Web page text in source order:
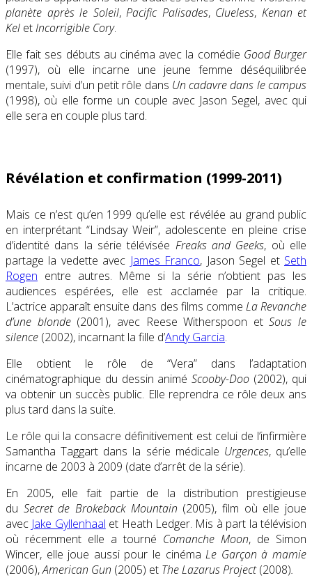
planète après le Soleil, Pacific Palisades, Clueless, Kenan et
Kel etIncorrigible Cory.
Elle fait ses débuts au cinéma avec la comédie Good Burger
(1997), où elle incarne une jeune femme déséquilibrée
mentale, suivi d’un petit rôle dans Un cadavre dans le campus
(1998), où elle forme un couple avec Jason Segel, avec qui
elle sera en couple plus tard.
Révélation et confirmation (1999-2011)
Mais ce n’est qu’en 1999 qu’elle est révélée au grand public
en interprétant “Lindsay Weir”, adolescente en pleine crise
d’identité dans la série télévisée Freaks and Geeks, où elle
partage la vedette avec James Franco, Jason Segel et Seth
Rogen entre autres. Même si la série n’obtient pas les
audiences espérées, elle est acclamée par la critique.
L’actrice apparaît ensuite dans des films comme La Revanche
d’une blonde (2001), avec Reese Witherspoon etSous le
silence (2002), incarnant la fille d’Andy Garcia.
Elle obtient le rôle de “Vera” dans l’adaptation
cinématographique du dessin animéScooby-Doo (2002), qui
va obtenir un succès public. Elle reprendra ce rôle deux ans
plus tard dans la suite.
Le rôle qui la consacre définitivement est celui de l’infirmière
Samantha Taggart dans la série médicale Urgences, qu’elle
incarne de 2003 à 2009 (date d’arrêt de la série).
En 2005, elle fait partie de la distribution prestigieuse
du Secret de Brokeback Mountain (2005), film où elle joue
avec Jake Gyllenhaal et Heath Ledger. Mis à part la télévision
où récemment elle a tourné Comanche Moon, de Simon
Wincer, elle joue aussi pour le cinémaLe Garçon à mamie
(2006),American Gun (2005) et The Lazarus Project(2008).